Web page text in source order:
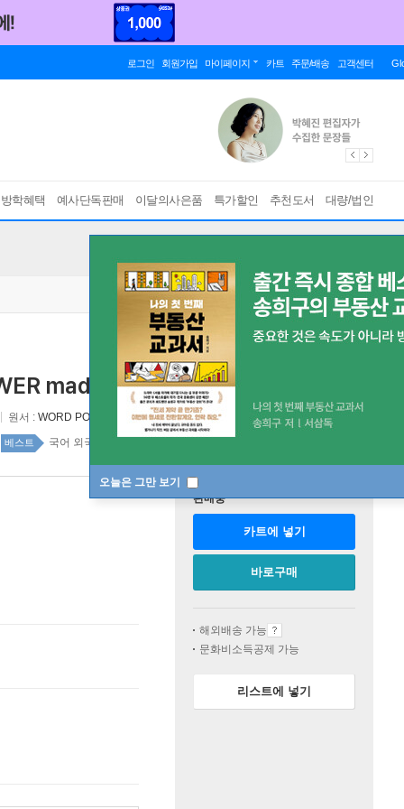
로그인 회원가입 마이페이지 카트 주문/배송 고객센터
학혜택 예사단독판매 이달의사은품 특가할인 추천도서 대량/법인
오늘은 그만 보기
made easy 미국 대학 최고의 영단어 명강의
원서 : WORD POWER made easy
베스트 국어 외국어 사전 top100 1주
판매중
카트에 넣기
바로구매
해외배송 가능
문화비소득공제 가능
리스트에 넣기